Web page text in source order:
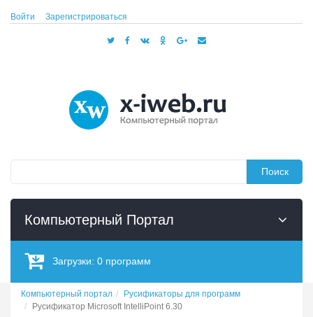
Войти Зарегистрироваться
Поиск
Компьютерный Портал
Загрузки: 0 программ
Компьютерный портал
Русификаторы для программ
Русификатор Microsoft IntelliPoint 6.30